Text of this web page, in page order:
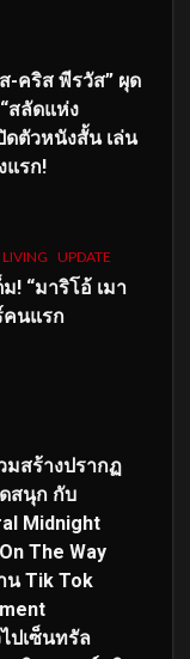
-คริส พีรวัส” ผุด
สลัดแห่ง
ดตัวหนังสั้น เล่น
แรก!
LIVING UPDATE
ม! “มาริโอ้ เมา
คนแรก
มสร้างปรากฏ
สนุก กับ
Midnight
The Way
น Tik Tok
ปเซ็นทรัล